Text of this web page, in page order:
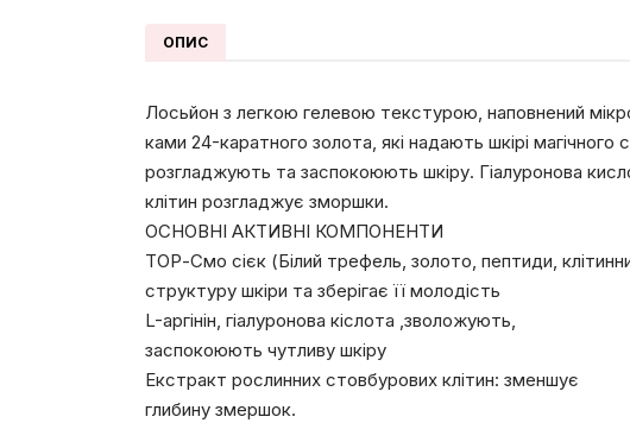
ОПИС
Лосьйон з легкою гелевою текстурою, наповнений
ками 24-каратного золота, які надають шкірі
розгладжують та заспокоюють шкіру. Гіалуронова
клітин розгладжує зморшки.
ОСНОВНІ АКТИВНІ КОМПОНЕНТИ
ТОР-Смо сієк (Білий трефель, золото, пептиди,
структуру шкіри та зберігає її молодість
L-аргінін, гіалуронова кіслота ,зволожують,
заспокоюють чутливу шкіру
Екстракт рослинних стовбурових клітин: зменшує
глибину змершок.